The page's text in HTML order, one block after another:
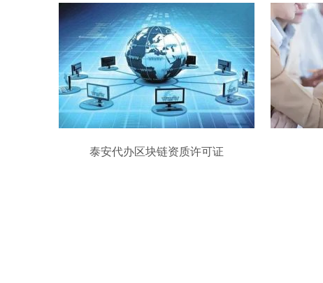
泰安代办区块链资质许可证